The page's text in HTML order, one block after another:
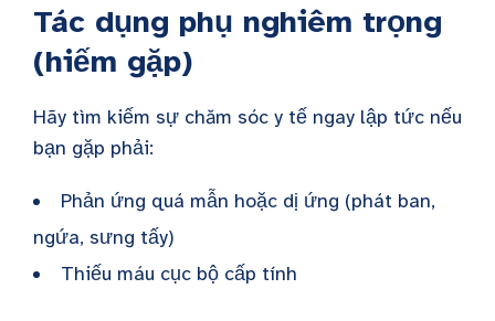
Tác dụng phụ nghiêm trọng
(hiếm gặp)
Hãy tìm kiếm sự chăm sóc y tế ngay lập tức nếu
bạn gặp phải:
Phản ứng quá mẫn hoặc dị ứng (phát ban,
ngứa, sưng tấy)
Thiếu máu cục bộ cấp tính